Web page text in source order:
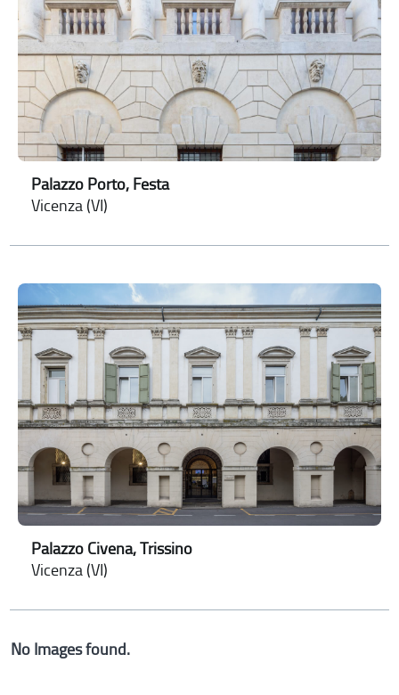
Palazzo Porto, Festa
Vicenza (VI)
Palazzo Civena, Trissino
Vicenza (VI)
No Images found.